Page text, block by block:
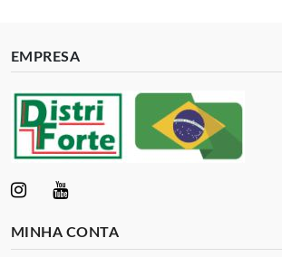
EMPRESA
MINHA CONTA